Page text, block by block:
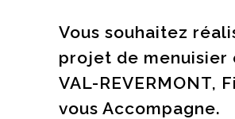
Vous souhaitez
projet de menuisier
VAL-REVERMONT,
vous Accompagne.